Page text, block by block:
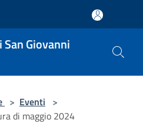
San Giovanni
> Eventi >
di maggio 2024